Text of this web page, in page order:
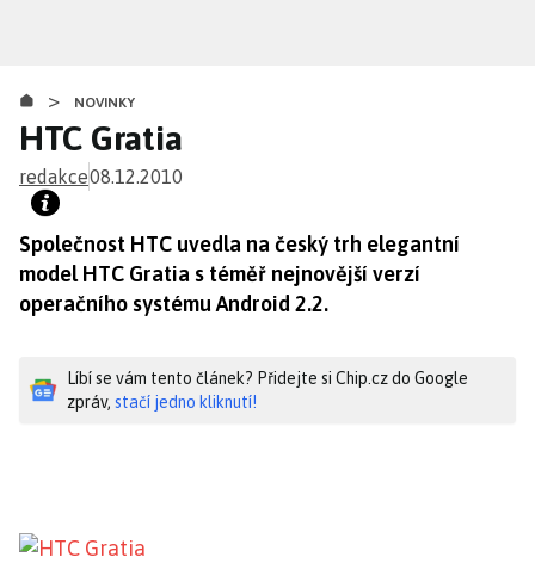
obsahu
> NOVINKY
HTC Gratia
redakce08.12.2010
Společnost HTC uvedla na český trh elegantní
model HTC Gratia s téměř nejnovější verzí
operačního systému Android 2.2.
Líbí se vám tento článek? Přidejte si Chip.cz do Google
zpráv, stačí jedno kliknutí!